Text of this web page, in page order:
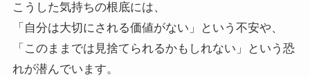
こうした気持ちの根底には、
「自分は大切にされる価値がない」という不安や、
「このままでは見捨てられるかもしれない」という恐
れが潜んでいます。